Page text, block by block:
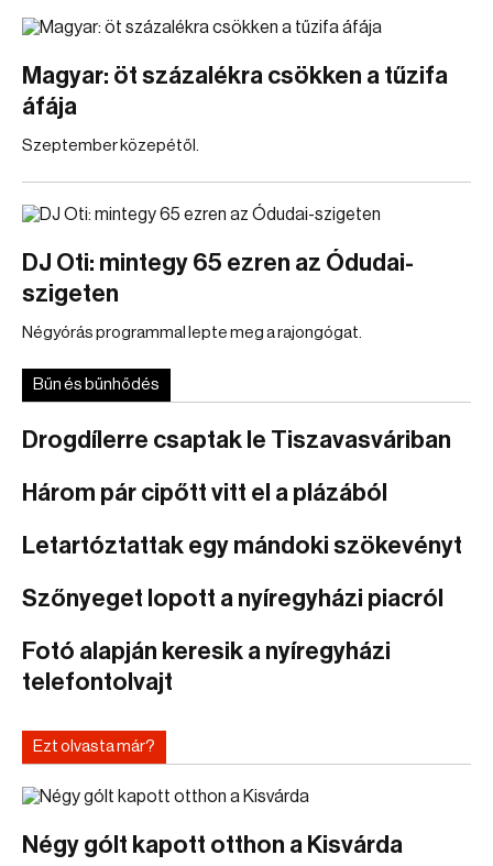
Magyar: öt százalékra csökken a tűzifa
áfája
Szeptember közepétől.
DJ Oti: mintegy 65 ezren az Ódudai-
szigeten
Négyórás programmal lepte meg a rajongógat.
Bűn és bűnhődés
Drogdílerre csaptak le Tiszavasváriban
Három pár cipőtt vitt el a plázából
Letartóztattak egy mándoki szökevényt
Szőnyeget lopott a nyíregyházi piacról
Fotó alapján keresik a nyíregyházi
telefontolvajt
Ezt olvasta már?
Négy gólt kapott otthon a Kisvárda